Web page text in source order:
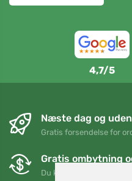
4,7/5
Næste dag og
Gratis forsendelse for
Gratis ombytning
Du kan returnere eller